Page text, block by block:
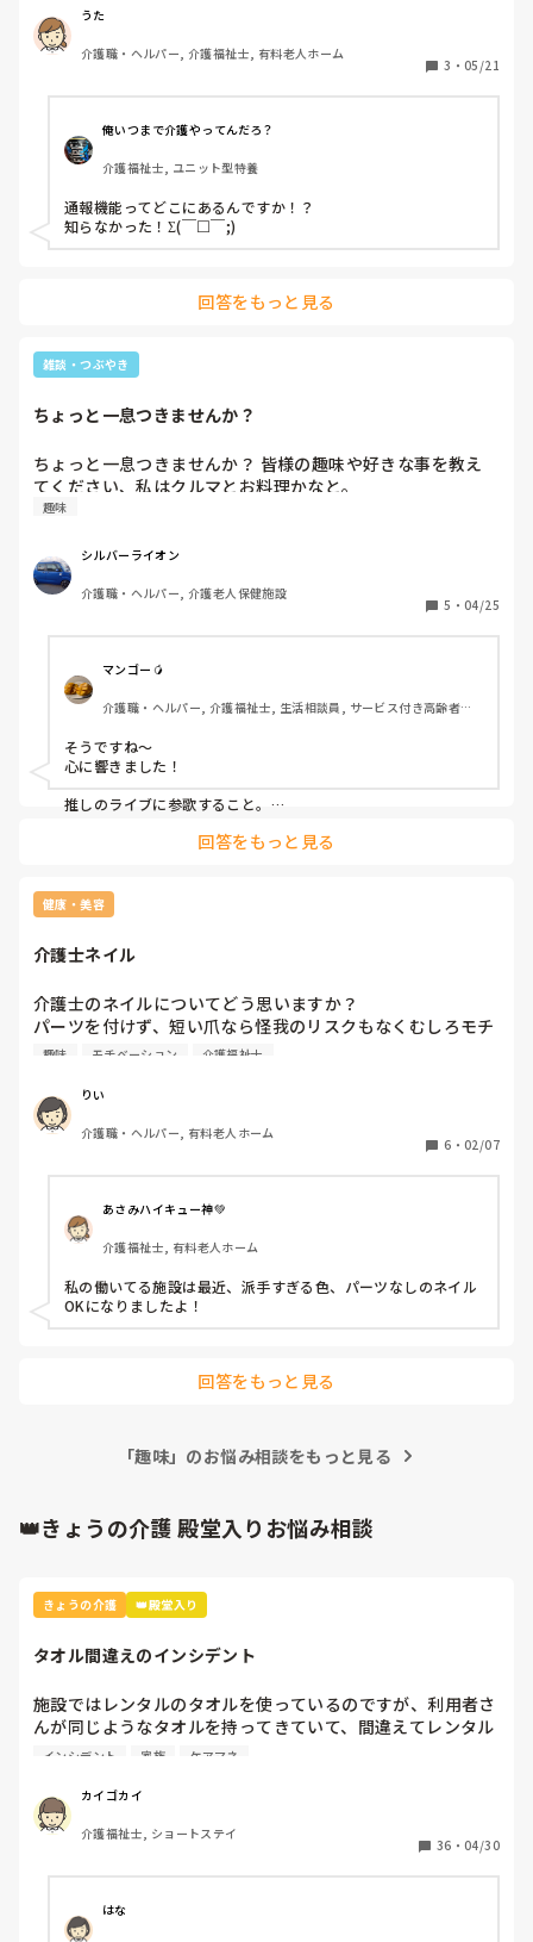
もちろん名前は出しませんが、多分このサイト常連の方はた
ぶんこの人だろうと想像つく人です。
改めて使い方、傷つかないような投稿を意識しながら皆さん
うた
介護職・ヘルパー, 介護福祉士, 有料老人ホーム
3 ・ 05/21
俺いつまで介護やってんだろ？
介護福祉士, ユニット型特養
通報機能ってどこにあるんですか！？
知らなかった！Σ(￣□￣;)
回答をもっと見る
雑談・つぶやき
ちょっと一息つきませんか？
ちょっと一息つきませんか？ 皆様の趣味や好きな事を教え
てください、私はクルマとお料理かなと。
趣味
シルバーライオン
介護職・ヘルパー, 介護老人保健施設
5 ・ 04/25
マンゴー🥭
介護職・ヘルパー, 介護福祉士, 生活相談員, サービス付き高齢者向
務, 送迎ドライバー, 初任者研修, 実務者研修
そうですね〜
心に響きました！
推しのライブに参歌すること。
美味しい食べ物で癒されます♡
回答をもっと見る
健康・美容
介護士ネイル
介護士のネイルについてどう思いますか？
パーツを付けず、短い爪なら怪我のリスクもなくむしろモチ
ベーションになったり、若い介護士を増やすきっかけにもな
趣味 モチベーション 介護福祉士
りい
介護職・ヘルパー, 有料老人ホーム
6 ・ 02/07
あさみハイキュー神💚
介護福祉士, 有料老人ホーム
私の働いてる施設は最近、派手すぎる色、パーツなしのネイル
OKになりましたよ！
回答をもっと見る
「趣味」のお悩み相談をもっと見る
👑きょうの介護 殿堂入りお悩み相談
きょうの介護 👑殿堂入り
タオル間違えのインシデント
施設ではレンタルのタオルを使っているのですが、利用者さ
んが同じようなタオルを持ってきていて、間違えてレンタル
業者に出してしまいました。
本人と家族とケアマネとレンタル業者に謝罪して、インシデ
ントを書きましたが、対策って何？
インシデント 家族 ケアマネ
カイゴカイ
介護福祉士, ショートステイ
36 ・ 04/30
はな